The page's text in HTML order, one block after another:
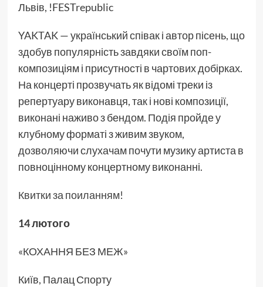
Львів, !FESTrepublic
YAKTAK — український співак і автор пісень, що
здобув популярність завдяки своїм поп-
композиціям і присутності в чартових добірках.
На концерті прозвучать як відомі треки із
репертуару виконавця, так і нові композиції,
виконані наживо з бендом. Подія пройде у
клубному форматі з живим звуком,
дозволяючи слухачам почути музику артиста в
повноцінному концертному виконанні.
Квитки за поиланням!
14 лютого
«КОХАННЯ БЕЗ МЕЖ»
Київ, Палац Спорту